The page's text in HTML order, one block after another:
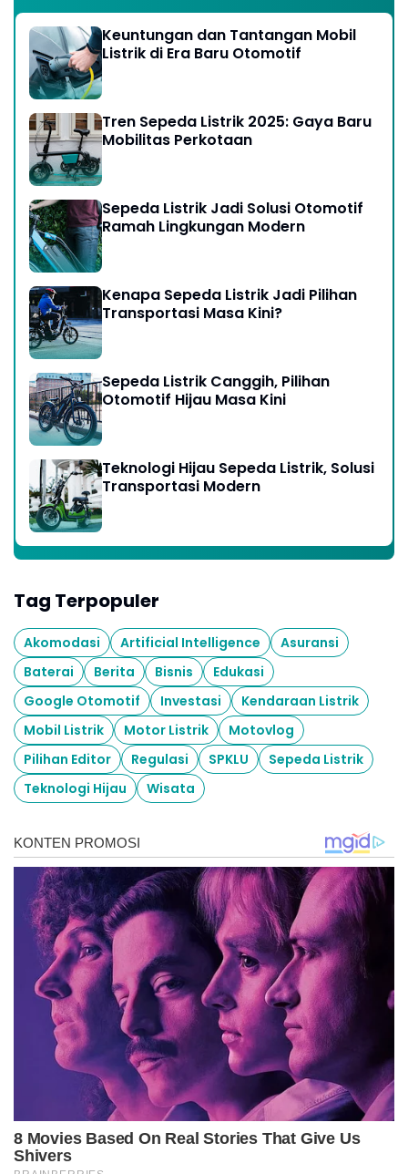
Keuntungan dan Tantangan Mobil
Listrik di Era Baru Otomotif
Tren Sepeda Listrik 2025: Gaya Baru
Mobilitas Perkotaan
Sepeda Listrik Jadi Solusi Otomotif
Ramah Lingkungan Modern
Kenapa Sepeda Listrik Jadi Pilihan
Transportasi Masa Kini?
Sepeda Listrik Canggih, Pilihan
Otomotif Hijau Masa Kini
Teknologi Hijau Sepeda Listrik, Solusi
Transportasi Modern
Tag Terpopuler
Akomodasi Artificial Intelligence
Asuransi
Baterai
Berita Bisnis
Edukasi
Google Otomotif
Investasi
Kendaraan Listrik
Mobil Listrik
Motor Listrik
Motovlog
Pilihan Editor
Regulasi SPKLU
Sepeda Listrik
Teknologi Hijau
Wisata